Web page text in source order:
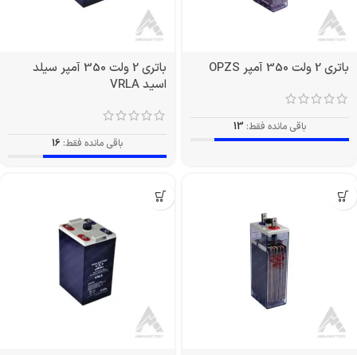
باتری 2 ولت 350 آمپر OPZS
باقی مانده فقط: 13
باتری 2 ولت 350 آمپر سیلد
اسید VRLA
باقی مانده فقط: 16